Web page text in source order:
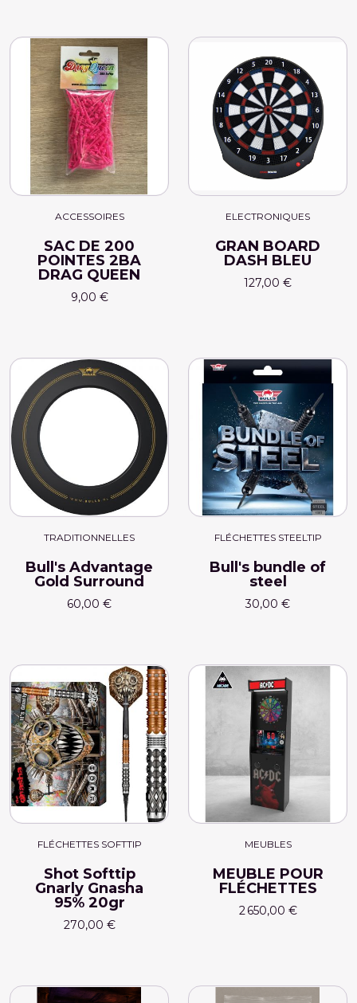
ACCESSOIRES
SAC DE 200
POINTES 2BA
DRAG QUEEN
9,00 €
ELECTRONIQUES
GRAN BOARD
DASH BLEU
127,00 €
TRADITIONNELLES
Bull's Advantage
Gold Surround
60,00 €
FLÉCHETTES STEELTIP
Bull's bundle of
steel
30,00 €
FLÉCHETTES SOFTTIP
Shot Softtip
Gnarly Gnasha
95% 20gr
270,00 €
MEUBLES
MEUBLE POUR
FLÉCHETTES
2 650,00 €